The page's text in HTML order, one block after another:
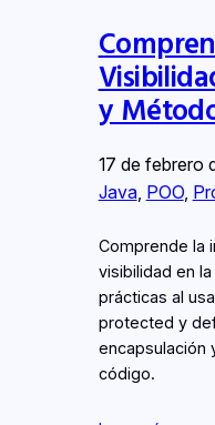
y
17 de febrero
Java, POO,
Comprende la
visibilidad en
prácticas al
protected y
encapsulación
código.